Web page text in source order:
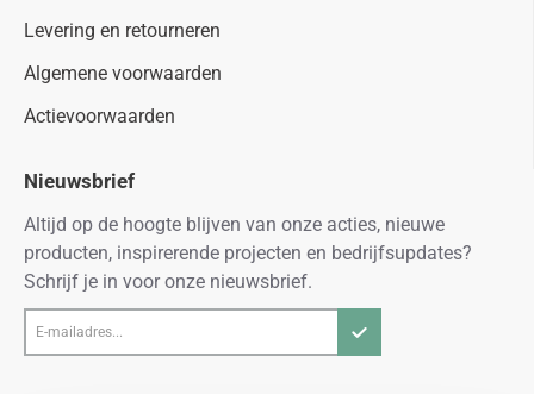
Levering en retourneren
Algemene voorwaarden
Actievoorwaarden
Nieuwsbrief
Altijd op de hoogte blijven van onze acties, nieuwe
producten, inspirerende projecten en bedrijfsupdates?
Schrijf je in voor onze nieuwsbrief.
mailadres...